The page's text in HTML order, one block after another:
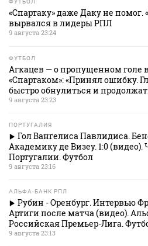
«Спартаку» даже Даку не помог.
вырвался в лидеры РПЛ
9 августа 23:24
ФУТБОЛ
Агкацев — о пропущенном голе
«Спартаком»: «Принял ошибку.
быстро обнулиться и
9 августа 23:23
ПОРТУГАЛИЯ
Гол Вангелиса Павлидиса.
Академику де Визеу. 1:0
Португалии. Футбол
9 августа 23:16
АЛЬФА-БАНК РПЛ
Рубин - Оренбург. Интервью
Артиги после матча (видео).
Российская Премьер-Лига.
9 августа 23:13